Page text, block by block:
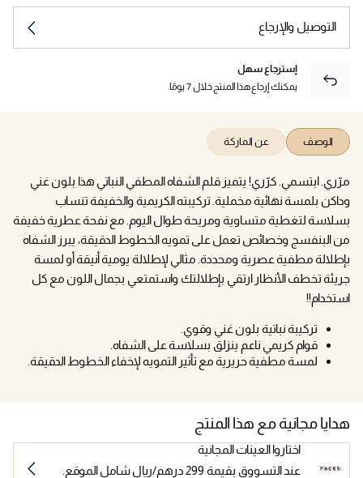
التوصيل والإرجاع
إسترجاع سهل
يمكنك إرجاع هذا المنتج خلال 7 يومًا.
الوصف عن الماركة
مرّري. ابتسمي. كرّري! يتميز قلم الشفاه المطفي النباتي هذا بلون غني
وداكن بلمسة نهائية مخملية. تركيبته الكريمية والخفيفة تنساب
بسلاسة لتغطية متساوية ومريحة طوال اليوم. مع نفحة عطرية خفيفة
من البنفسج وخصائص تعمل على تمويه الخطوط الدقيقة، يبرز الشفاه
بإطلالة مطفية عصرية ومحددة. مثالي لإطلالة يومية أنيقة أو لمسة
جريئة تخطف الأنظار ارتقي بإطلالتك واستمتعي بجمال اللون مع كل
استخدام!!
تركيبة نباتية بلون غني وقوي.
قوام كريمي ناعم ينزلق بسلاسة على الشفاه.
لمسة مطفية حريرية مع تأثير التمويه لإخفاء الخطوط الدقيقة.
هدايا مجانية مع هذا المنتج
اختاروا العينات المجانية
عند التسووق بقيمة 299 درهم/ريال شامل الموقع.